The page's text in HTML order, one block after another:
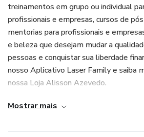
treinamentos em grupo ou individual
profissionais e empresas, cursos de
mentorias para profissionais e
e beleza que desejam mudar a
pessoas e conquistar sua liberdade
nosso Aplicativo Laser Family e saiba
nossa Loja Alisson Azevedo.
Mostrar mais